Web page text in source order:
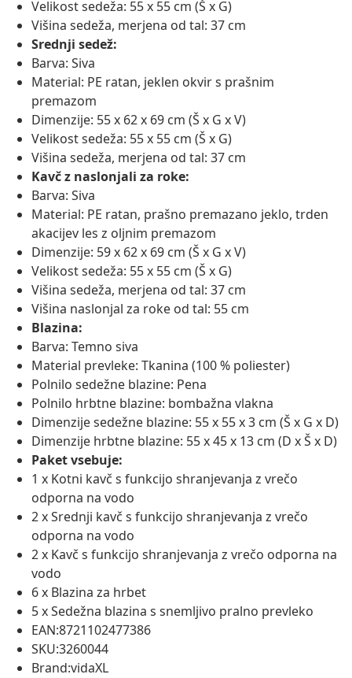
Velikost sedeža: 55 x 55 cm (Š x G)
Višina sedeža, merjena od tal: 37 cm
Srednji sedež:
Barva: Siva
Material: PE ratan, jeklen okvir s prašnim
premazom
Dimenzije: 55 x 62 x 69 cm (Š x G x V)
Velikost sedeža: 55 x 55 cm (Š x G)
Višina sedeža, merjena od tal: 37 cm
Kavč z naslonjali za roke:
Barva: Siva
Material: PE ratan, prašno premazano jeklo, trden
akacijev les z oljnim premazom
Dimenzije: 59 x 62 x 69 cm (Š x G x V)
Velikost sedeža: 55 x 55 cm (Š x G)
Višina sedeža, merjena od tal: 37 cm
Višina naslonjal za roke od tal: 55 cm
Blazina:
Barva: Temno siva
Material prevleke: Tkanina (100 % poliester)
Polnilo sedežne blazine: Pena
Polnilo hrbtne blazine: bombažna vlakna
Dimenzije sedežne blazine: 55 x 55 x 3 cm (Š x G x D)
Dimenzije hrbtne blazine: 55 x 45 x 13 cm (D x Š x D)
Paket vsebuje:
1 x Kotni kavč s funkcijo shranjevanja z vrečo
odporna na vodo
2 x Srednji kavč s funkcijo shranjevanja z vrečo
odporna na vodo
2 x Kavč s funkcijo shranjevanja z vrečo odporna na
vodo
6 x Blazina za hrbet
5 x Sedežna blazina s snemljivo pralno prevleko
EAN:8721102477386
SKU:3260044
Brand:vidaXL